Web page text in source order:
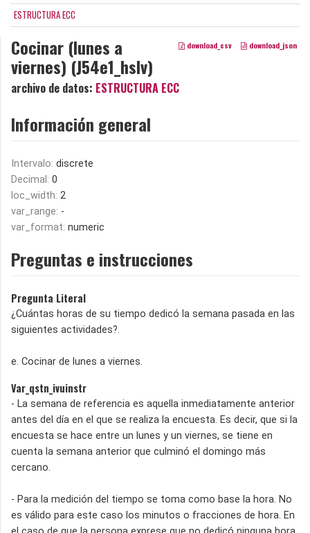
ESTRUCTURA ECC
download_csv download_json
Cocinar (lunes a
viernes) (J54e1_hslv)
archivo de datos: ESTRUCTURA ECC
Información general
Intervalo: discrete
Decimal: 0
loc_width: 2
var_range: -
var_format: numeric
Preguntas e instrucciones
Pregunta Literal
¿Cuántas horas de su tiempo dedicó la semana pasada en las
siguientes actividades?.
e. Cocinar de lunes a viernes.
Var_qstn_ivuinstr
- La semana de referencia es aquella inmediatamente anterior
antes del día en el que se realiza la encuesta. Es decir, que si la
encuesta se hace entre un lunes y un viernes, se tiene en
cuenta la semana anterior que culminó el domingo más
cercano.
- Para la medición del tiempo se toma como base la hora. No
es válido para este caso los minutos o fracciones de hora. En